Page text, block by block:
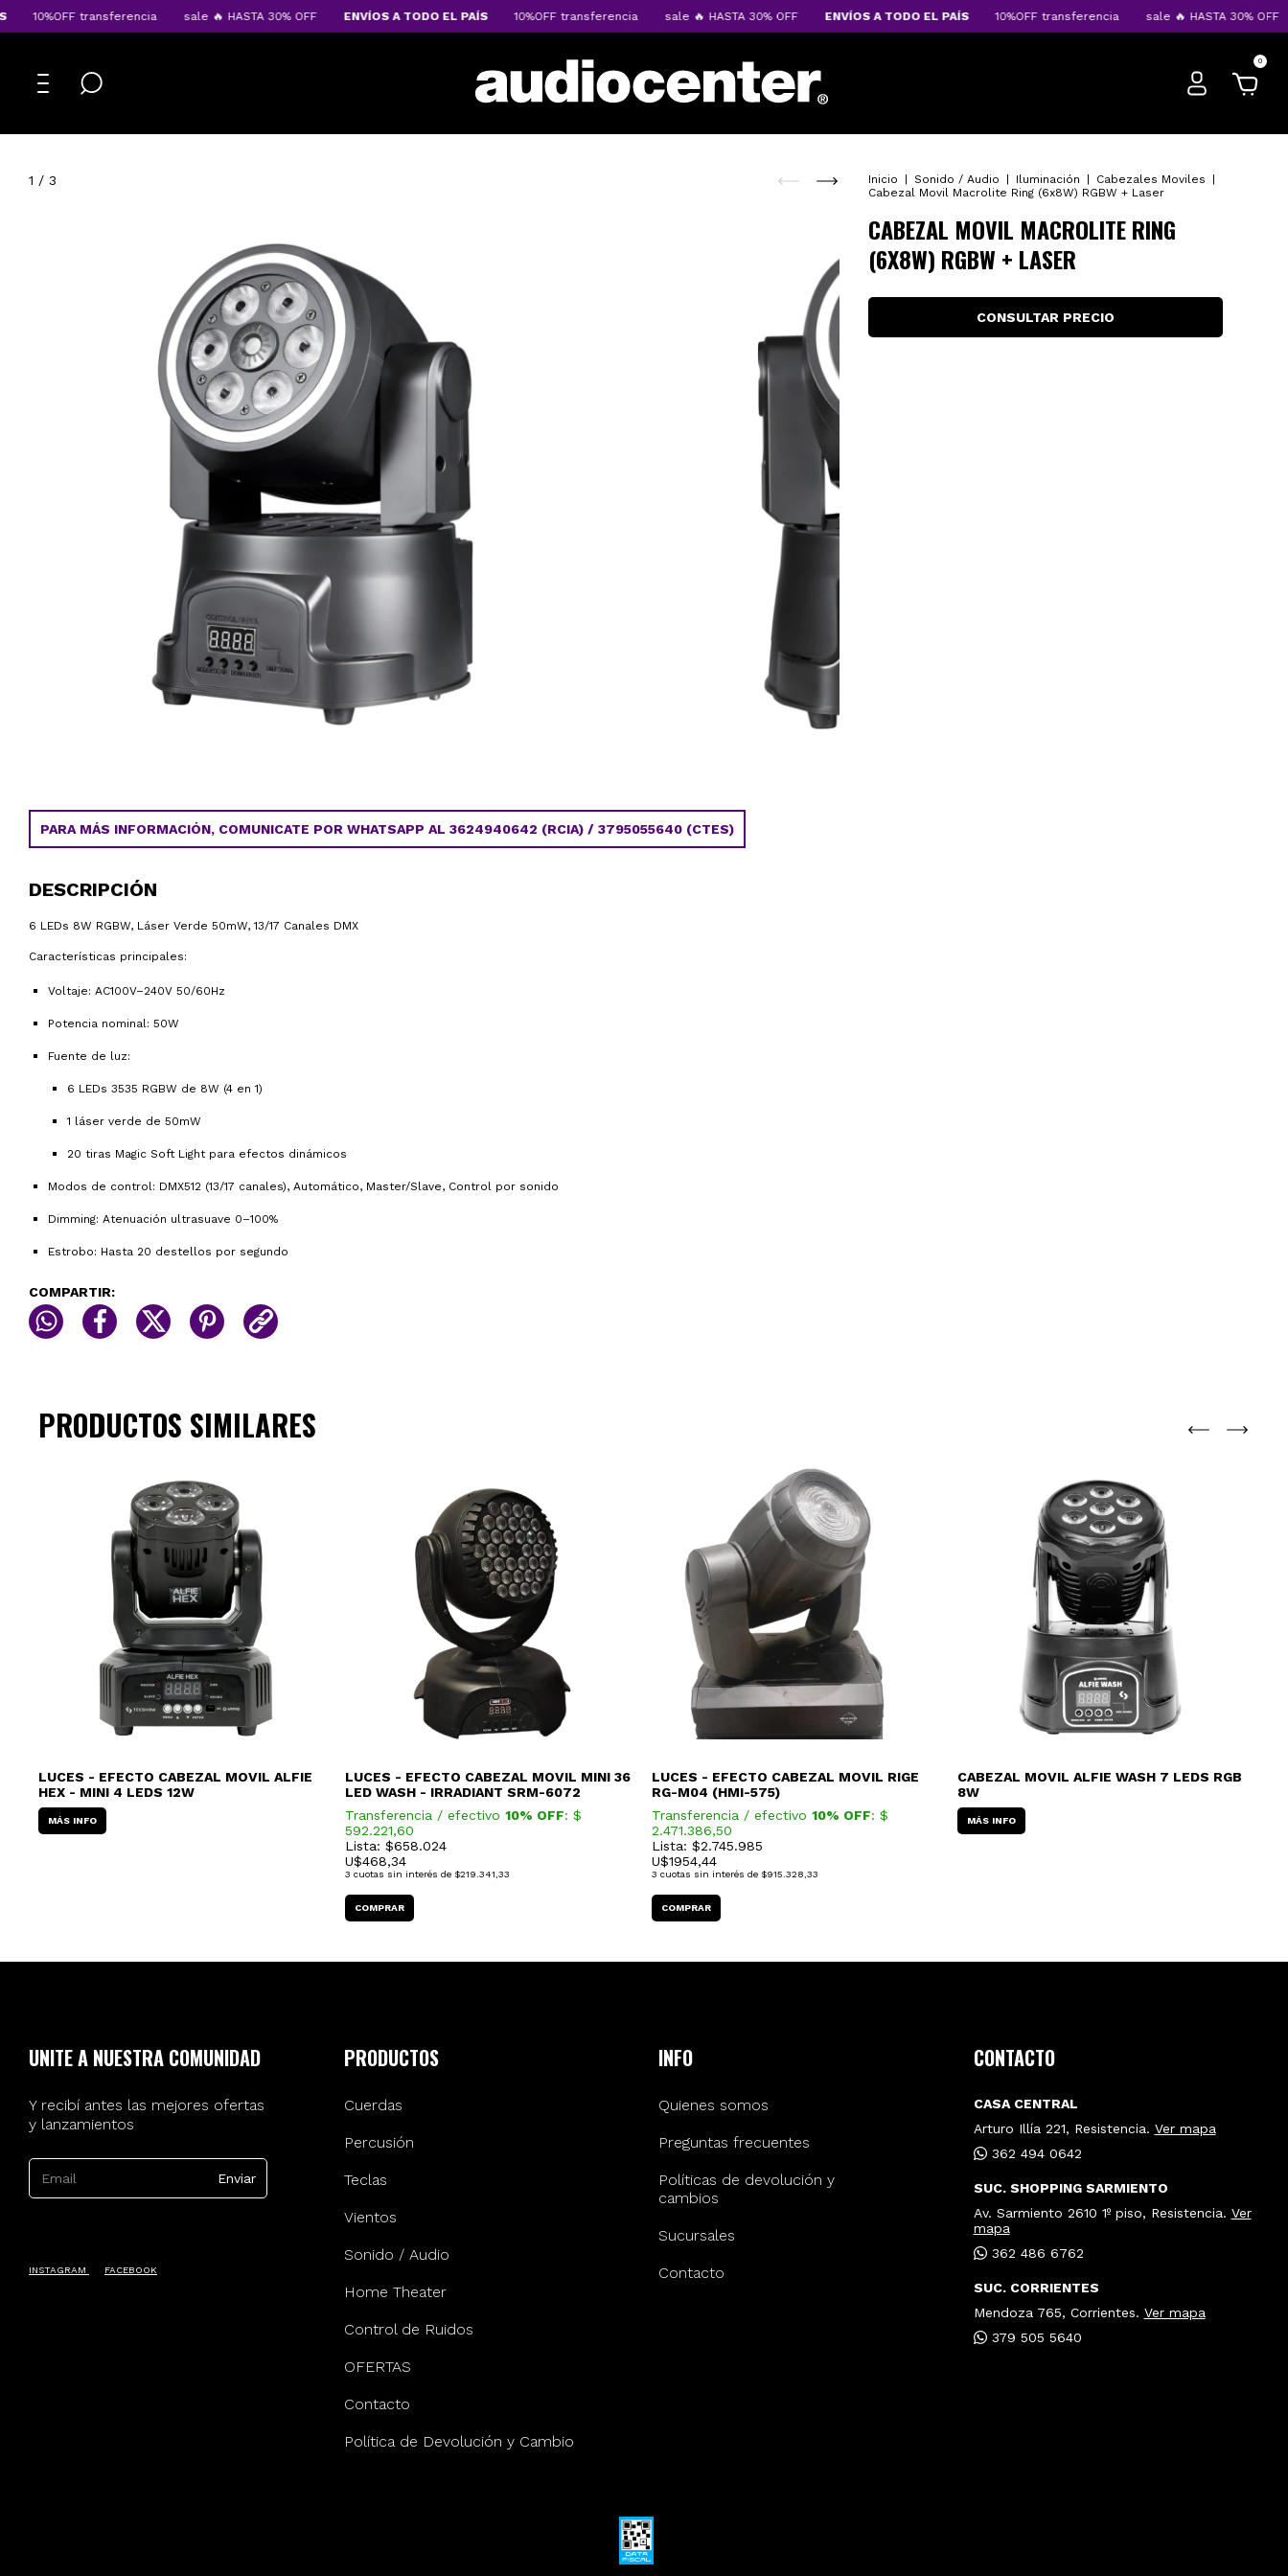
10%OFF transferencia sale 🔥 HASTA 30% OFF ENVÍOS A TODO EL PAÍS 10%OFF transferencia sale 🔥 HASTA 30% OFF ENVÍOS A TODO EL PAÍS 10%OFF transferencia sale 🔥 HASTA 30% OFF
0
1 / 3 Inicio Sonido / Audio Iluminación Cabezales Moviles
Cabezal Movil Macrolite Ring (6x8W) RGBW + Laser
CABEZAL MOVIL MACROLITE RING
(6X8W) RGBW + LASER
PARA MÁS INFORMACIÓN, COMUNICATE POR WHATSAPP AL 3624940642 (RCIA) / 3795055640 (CTES)
DESCRIPCIÓN
6 LEDs 8W RGBW, Láser Verde 50mW, 13/17 Canales DMX
Características principales:
Voltaje: AC100V–240V 50/60Hz
Potencia nominal: 50W
Fuente de luz:
6 LEDs 3535 RGBW de 8W (4 en 1)
1 láser verde de 50mW
20 tiras Magic Soft Light para efectos dinámicos
Modos de control: DMX512 (13/17 canales), Automático, Master/Slave, Control por sonido
Dimming: Atenuación ultrasuave 0–100%
Estrobo: Hasta 20 destellos por segundo
COMPARTIR:
PRODUCTOS SIMILARES
LUCES - EFECTO CABEZAL MOVIL ALFIE
HEX - MINI 4 LEDS 12W
MÁS INFO
LUCES - EFECTO CABEZAL MOVIL MINI 36
LED WASH - IRRADIANT SRM-6072
Transferencia / efectivo 10% OFF: $
592.221,60
Lista: $658.024
U$468,34
3 cuotas sin interés de $219.341,33
LUCES - EFECTO CABEZAL MOVIL RIGE
RG-M04 (HMI-575)
Transferencia / efectivo 10% OFF: $
2.471.386,50
Lista: $2.745.985
U$1954,44
3 cuotas sin interés de $915.328,33
CABEZAL MOVIL ALFIE WASH 7 LEDS RGB
8W
MÁS INFO
UNITE A NUESTRA COMUNIDAD
Y recibí antes las mejores ofertas
y lanzamientos
INSTAGRAM FACEBOOK
PRODUCTOS
Cuerdas
Percusión
Teclas
Vientos
Sonido / Audio
Home Theater
Control de Ruidos
OFERTAS
Contacto
Política de Devolución y Cambio
INFO
Quienes somos
Preguntas frecuentes
Políticas de devolución y
cambios
Sucursales
Contacto
CONTACTO
CASA CENTRAL
Arturo Illía 221, Resistencia. Ver mapa
362 494 0642
SUC. SHOPPING SARMIENTO
Av. Sarmiento 2610 1º piso, Resistencia. Ver
mapa
362 486 6762
SUC. CORRIENTES
Mendoza 765, Corrientes. Ver mapa
379 505 5640